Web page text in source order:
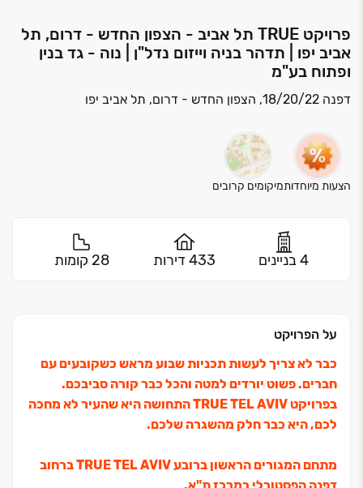
פרויקט TRUE תל אביב - הצפון החדש - דרום, תל
אביב יפו | תדהר בניה וייזום נדל"ן | נוה - גד בנין
ופתוח בע"מ
דפנה 18/20/22, הצפון החדש - דרום, תל אביב יפו
הצעות מיוחדותמיקומים קרובים
4 בניינים 433 דירות 28 קומות
על הפרויקט
כבר לא צריך לעשות תכניות שבוע מראש כשקובעים עם
חברים. פשוט יורדים למטה והכל כבר קורה סביבכם.
בפרויקט TRUE TEL AVIV התחושה היא שהעיר לא מחכה
לכם, היא כבר חלק מהשגרה שלכם.
מתחם המגורים הראשון ברובע TRUE TEL AVIV ברחוב